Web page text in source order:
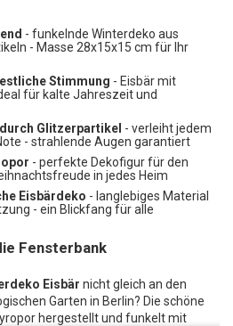
- funkelnde Winterdeko aus
- Masse 28x15x15 cm für Ihr
Stimmung - Eisbär mit
für kalte Jahreszeit und
Glitzerpartikel - verleiht jedem
- strahlende Augen garantiert
- perfekte Dekofigur für den
in jedes Heim
Eisbärdeko - langlebiges Material
- ein Blickfang für alle
Fensterbank
Eisbär nicht gleich an den
Garten in Berlin? Die schöne
hergestellt und funkelt mit